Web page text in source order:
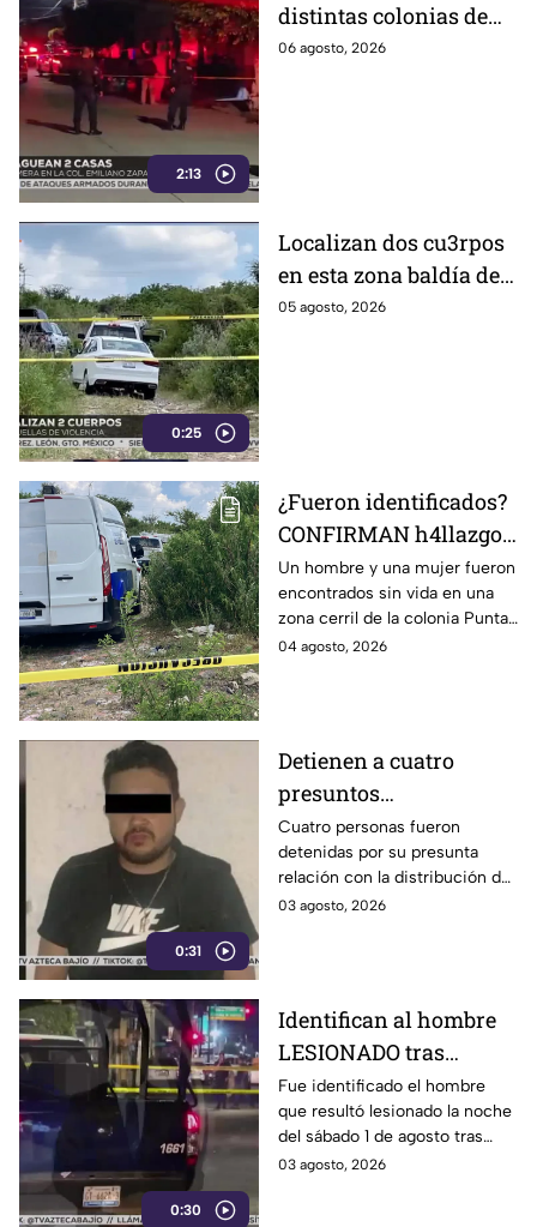
2:13
distintas colonias de
Celaya; esto fue lo que
06 agosto, 2026
0:25
Localizan dos cu3rpos
en esta zona baldía de
León; autoridades
05 agosto, 2026
¿Fueron identificados?
CONFIRMAN h4llazgo
de un hombre y una
mujer s1n v1da en zona
cerril de León, HOY
martes
Un hombre y una mujer fueron
encontrados sin vida en una
zona cerril de la colonia Punta
del Sol, en el polígono de Las
04 agosto, 2026
0:31
Detienen a cuatro
presuntos
D3LINCUENTES en
León: así OCURRIÓ
Cuatro personas fueron
detenidas por su presunta
relación con la distribución de
droga en distintos puntos de
03 agosto, 2026
0:30
Identifican al hombre
LESIONADO tras
agresión en colonia
Constitución de
Apatzingán en Irapuato
Fue identificado el hombre
que resultó lesionado la noche
del sábado 1 de agosto tras
registrarse detonaciones en la
03 agosto, 2026